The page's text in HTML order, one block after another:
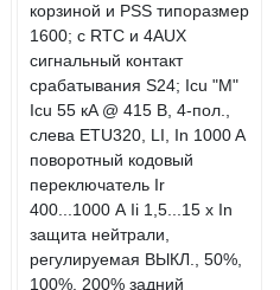
корзиной и PSS типоразмер
1600; с RTC и 4AUX
сигнальный контакт
срабатывания S24; Icu "M"
Icu 55 кA @ 415 В, 4-пол.,
слева ETU320, LI, In 1000 A
поворотный кодовый
переключатель Ir
400...1000 А Ii 1,5...15 x In
защита нейтрали,
регулируемая ВЫКЛ., 50%,
100%, 200% задний